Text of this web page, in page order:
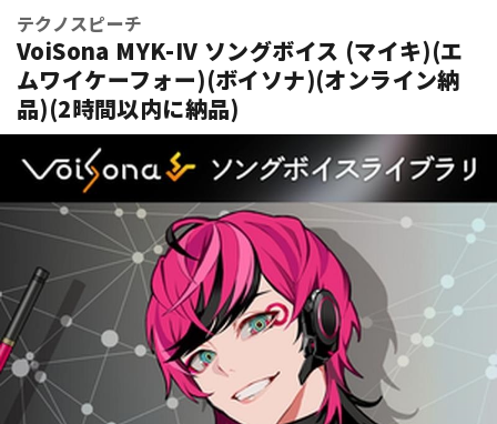
エレキギター
ウクレレ
ドラム パーカッション
キーボード 電子ピアノ
テクノスピーチ
VoiSona MYK-IV ソングボイス (マイキ)(エ
ムワイケーフォー)(ボイソナ)(オンライン納
品)(2時間以内に納品)